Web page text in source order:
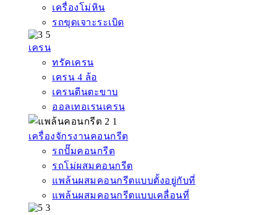
เครื่องโม่หิน
รถขุดเจาะระเบิด
เครน
ทรัคเครน
เครน 4 ล้อ
เครนตีนตะขาบ
ออลเทอเรนเครน
เครื่องจักรงานคอนกรีต
รถปั๊มคอนกรีต
รถโม่ผสมคอนกรีต
แพล้นผสมคอนกรีตแบบตั้งอยู่กับที่
แพล้นผสมคอนกรีตแบบเคลื่อนที่